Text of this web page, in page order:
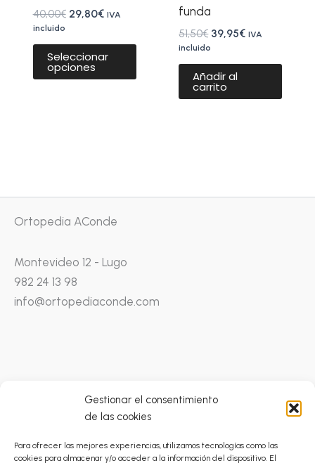
Gestionar el consentimiento
de las cookies
Para ofrecer las mejores experiencias, utilizamos tecnologías como las
cookies para almacenar y/o acceder a la información del dispositivo. El
40,00€ 29,80€ IVA
incluido
Seleccionar
opciones
página
funda
51,50€ 39,95€ IVA
incluido
Añadir al
carrito
Ortopedia AConde
Montevideo 12 - Lugo
982 24 13 98
info@ortopediaconde.com
Catálogo Prestaciones Ortoprótesicas